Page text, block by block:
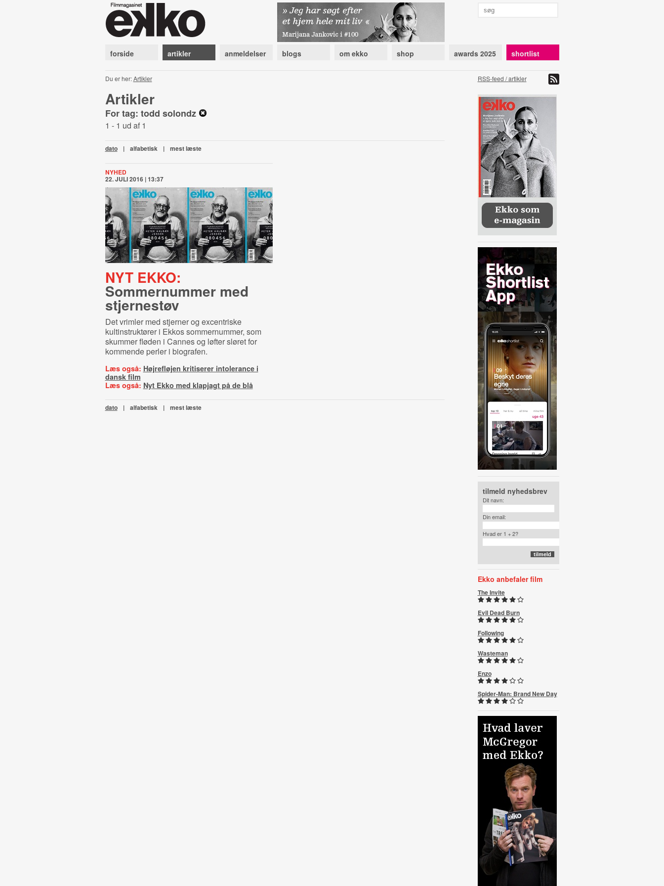
forside artikler anmeldelser blogs om ekko shop awards 2025 shortlist
Du er her:Artikler RSS-feed / artikler
Artikler
For tag: todd solondz
1 - 1 ud af 1
dato | alfabetisk | mest læste
NYHED
22. JULI 2016 | 13:37
NYT EKKO:
Sommernummer med
stjernestøv
Det vrimler med stjerner og excentriske
kultinstruktører i Ekkos sommernummer, som
skummer fløden i Cannes og løfter sløret for
kommende perler i biografen.
Læs også: Højrefløjen kritiserer intolerance i
dansk film
Læs også: Nyt Ekko med klapjagt på de blå
dato | alfabetisk | mest læste
tilmeld nyhedsbrev
Dit navn:
Din email:
Hvad er 1 + 2?
Ekko anbefaler film
The Invite
Evil Dead Burn
Following
Wasteman
Enzo
Spider-Man: Brand New Day